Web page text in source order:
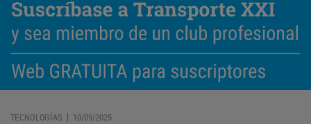
TECNOLOGÍAS | 10/09/2025